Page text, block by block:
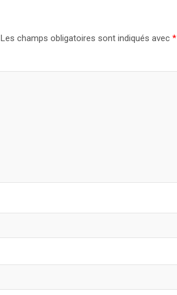
Les champs obligatoires sont indiqués avec *